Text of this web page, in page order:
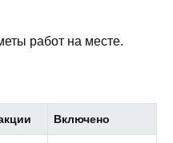
работ на месте.
Включено